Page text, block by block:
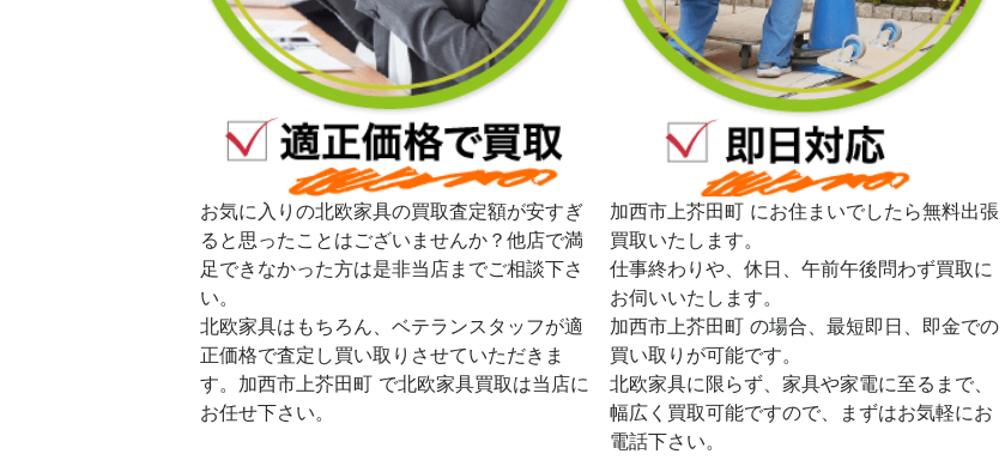
お気に入りの北欧家具の買取査定額が安すぎ
ると思ったことはございませんか？他店で満
足できなかった方は是非当店までご相談下さ
い。
北欧家具はもちろん、ベテランスタッフが適
正価格で査定し買い取りさせていただきま
す。加西市上芥田町 で北欧家具買取は当店に
お任せ下さい。
加西市上芥田町 にお住まいでしたら無料出張
買取いたします。
仕事終わりや、休日、午前午後問わず買取に
お伺いいたします。
加西市上芥田町 の場合、最短即日、即金での
買い取りが可能です。
北欧家具に限らず、家具や家電に至るまで、
幅広く買取可能ですので、まずはお気軽にお
電話下さい。